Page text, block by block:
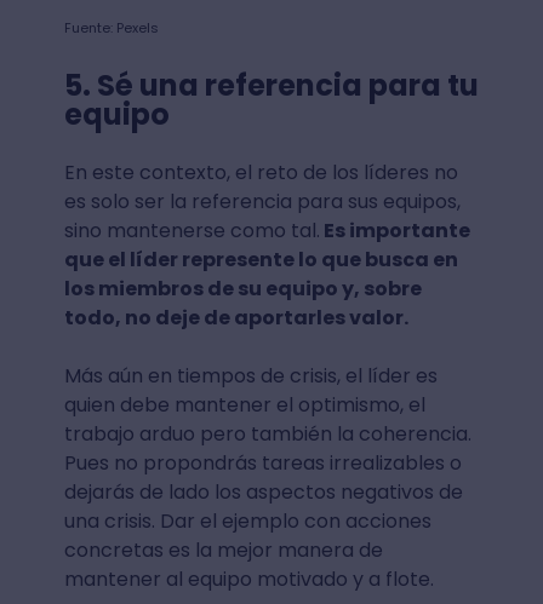
Fuente: Pexels
5. Sé una referencia para tu
equipo
En este contexto, el reto de los líderes no
es solo ser la referencia para sus equipos,
sino mantenerse como tal. Es importante
que el líder represente lo que busca en
los miembros de su equipo y, sobre
todo, no deje de aportarles valor.
Más aún en tiempos de crisis, el líder es
quien debe mantener el optimismo, el
trabajo arduo pero también la coherencia.
Pues no propondrás tareas irrealizables o
dejarás de lado los aspectos negativos de
una crisis. Dar el ejemplo con acciones
concretas es la mejor manera de
mantener al equipo motivado y a flote.